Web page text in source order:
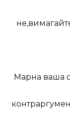
Марна ваша